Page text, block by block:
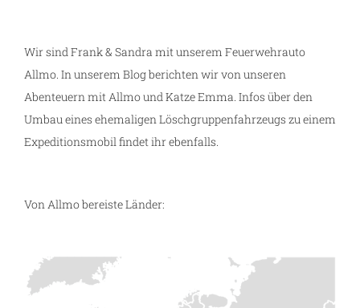
Wir sind Frank & Sandra mit unserem Feuerwehrauto
Allmo. In unserem Blog berichten wir von unseren
Abenteuern mit Allmo und Katze Emma. Infos über den
Umbau eines ehemaligen Löschgruppenfahrzeugs zu einem
Expeditionsmobil findet ihr ebenfalls.
Von Allmo bereiste Länder: